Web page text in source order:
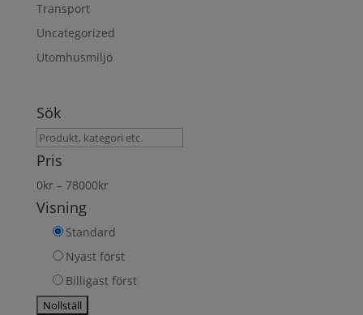
Transport
Uncategorized
Utomhusmiljö
Sök
Sök
produkt
Pris
0kr– 78000kr
Visning
Standard
Nyast först
Billigast först